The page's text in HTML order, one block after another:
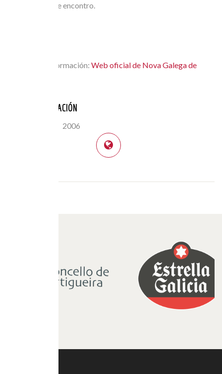
é a historia dese encontro.
Máis Información: Web oficial de Nova Galega de
ANOS PARTICIPACIÓN
2006